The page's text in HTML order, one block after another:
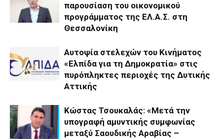
παρουσίαση του οικονομικού
προγράμματος της ΕΛ.Α.Σ. στη
Θεσσαλονίκη
Αυτοψία στελεχών του Κινήματος
«Ελπίδα για τη Δημοκρατία» στις
πυρόπληκτες περιοχές της Δυτικής
Αττικής
Κώστας Τσουκαλάς: «Μετά την
υπογραφή αμυντικής συμφωνίας
μεταξύ Σαουδικής Αραβίας –